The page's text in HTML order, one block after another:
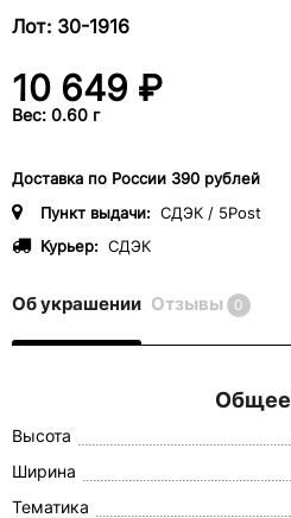
Лот: 30-1916
10 649 ₽
Вес: 0.60 г
Доставка по России 390 рублей
Пункт выдачи: СДЭК / 5Post
Курьер: СДЭК
Об украшении Отзывы 0
Общее
Высота
Ширина
Тематика